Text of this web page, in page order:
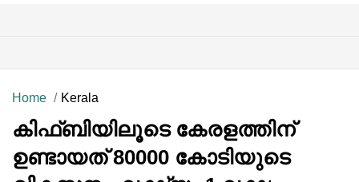
Home Kerala
കിഫ്ബിയിലൂടെ കേരളത്തിന്
ഉണ്ടായത് 80000 കോടിയുടെ